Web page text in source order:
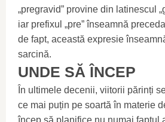
„pregravid” provine din latinescul
iar prefixul „pre” înseamnă
de fapt, această expresie
sarcină.
UNDE SĂ ÎNCEP
În ultimele decenii, viitorii părinți
ce mai puțin pe soartă în materie
încep să planifice nu numai faptul